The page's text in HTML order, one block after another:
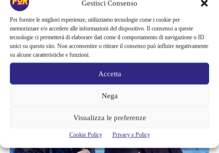
Gestisci Consenso
Per fornire le migliori esperienze, utilizziamo tecnologie come i cookie per
memorizzare e/o accedere alle informazioni del dispositivo. Il consenso a queste
tecnologie ci permetterà di elaborare dati come il comportamento di navigazione o ID
unici su questo sito. Non acconsentire o ritirare il consenso può influire negativamente
su alcune caratteristiche e funzioni.
Accetta
Nega
Visualizza le preferenze
Cookie Policy Privacy e Policy
le due si sono trovate spesso in disaccordo e sono finite a
discutere.